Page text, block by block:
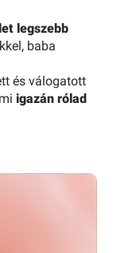
legszebb
baba
és válogatott
igazán rólad